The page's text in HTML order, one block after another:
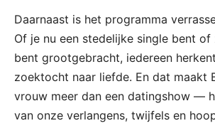
Daarnaast is het programma
Of je nu een stedelijke single bent
bent grootgebracht, iedereen
zoektocht naar liefde. En dat maakt
vrouw meer dan een datingshow —
van onze verlangens, twijfels en